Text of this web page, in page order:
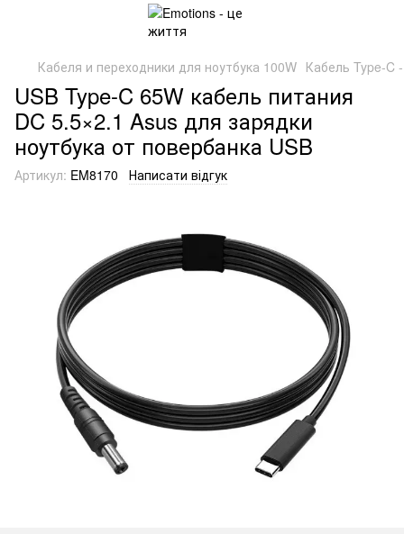
Кабеля и переходники для ноутбука 100W Кабель Type-C
USB Type-C 65W кабель питания
DC 5.5×2.1 Asus для зарядки
ноутбука от повербанка USB
Артикул: EM8170 Написати відгук